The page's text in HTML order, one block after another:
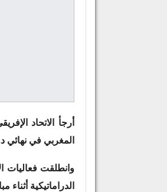
أرجأ الاتحاد
المغربي في نهائي
وانطلقت فعاليات
الدراماتيكية